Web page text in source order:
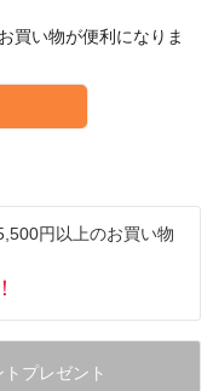
買い物が便利になりま
円以上のお買い物
トプレゼント